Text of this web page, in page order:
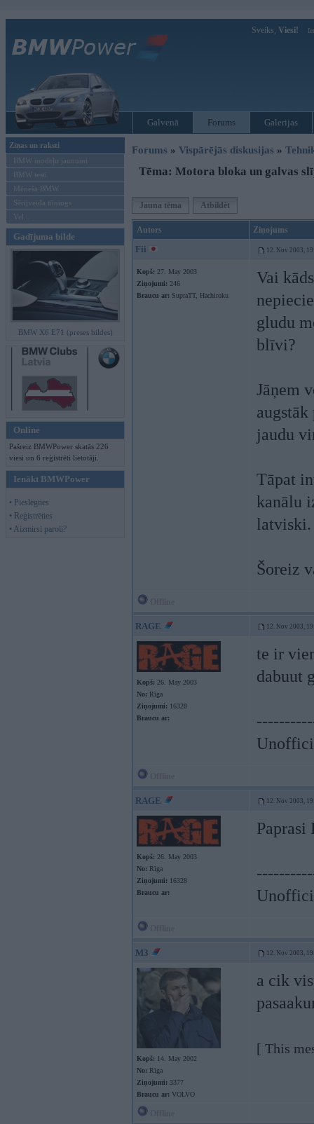
Sveiks, Viesi!
Galvenā Forums Galerijas
Ziņas un raksti
BMW modeļu jaunumi
BMW testi
Mēneša BMW
Sērijveida tūnings
Vel...
Gadījuma bilde
BMW X6 E71 (preses bildes)
Online
Pašreiz BMWPower skatās 226
viesi un 6 reģistrēti lietotāji.
Ienākt BMWPower
• Pieslēgties
• Reģistrēties
• Aizmirsi paroli?
Forums » Vispārējās diskusijas »
Tēma: Motora bloka un galvas
Jauna tēma Atbildēt
Autors Ziņojums
Fii 12. Nov 2003,
Kopš: 27. May 2003
Ziņojumi: 246
Braucu ar: SupraTT, Hachiroku
Vai
gludu
blīvi?
Jāņem
augstāk
jaudu
Tāpat
kanālu
latviski.
Šoreiz
RAGE 12. Nov 2003,
Kopš: 26. May 2003
No: Rīga
Ziņojumi: 16328
Braucu ar:
te ir
dabuut
RAGE 12. Nov 2003,
Kopš: 26. May 2003
No: Rīga
Ziņojumi: 16328
Braucu ar:
Paprasi
M3 12. Nov 2003,
Kopš: 14. May 2002
No: Rīga
Ziņojumi: 3377
Braucu ar: VOLVO
a cik
[ This